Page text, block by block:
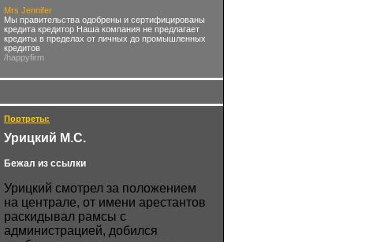
Mrs Jennifer
Мы правительства одобрены и сертифицированы
кредита кредитор Наша компания не предлагает
кредиты в пределах от личных до промышленных
кредитов
/happyfirm
Портреты:
Урицкий М.С.
Бежал из ссылки
Урицкий смотрел за положением
на централе, от имени арестантов
раскидывал рамсы с
администрацией, добился